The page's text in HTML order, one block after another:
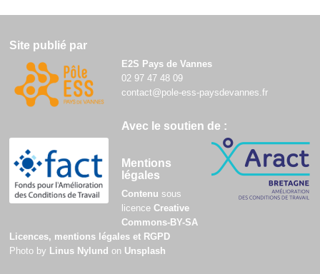
Site publié par
E2S Pays de Vannes
02 97 47 48 09
contact@pole-ess-paysdevannes.fr
Avec le soutien de :
Mentions
légales
Contenu sous
licence Creative
Commons-BY-SA
Licences, mentions légales et RGPD
Photo by Linus Nylund on Unsplash